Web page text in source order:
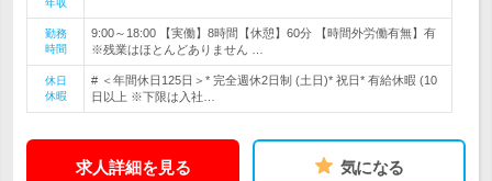
年収
勤務
時間
9:00～18:00 【実働】8時間【休憩】60分 【時間外労働有無】有
※残業はほとんどありません …
休日
休暇
# ＜年間休日125日＞* 完全週休2日制 (土日)* 祝日* 有給休暇 (10
日以上 ※下限は入社…
求人詳細を見る 気になる